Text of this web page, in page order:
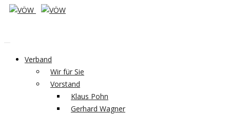
Verband
Wir für Sie
Vorstand
Klaus Pohn
Gerhard Wagner